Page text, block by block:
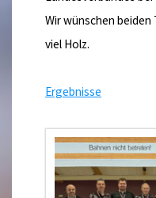
Wir wünschen
viel Holz.
Ergebnisse